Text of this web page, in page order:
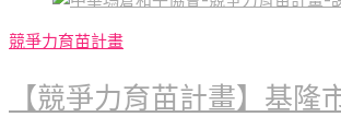
競爭力育苗計畫
【競爭力育苗計畫】基